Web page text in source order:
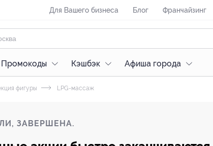
Для Вашего бизнеса Блог Франчайзинг
Промокоды Кэшбэк Афиша города
фигуры LPG-массаж
ЗАВЕРШЕНА.